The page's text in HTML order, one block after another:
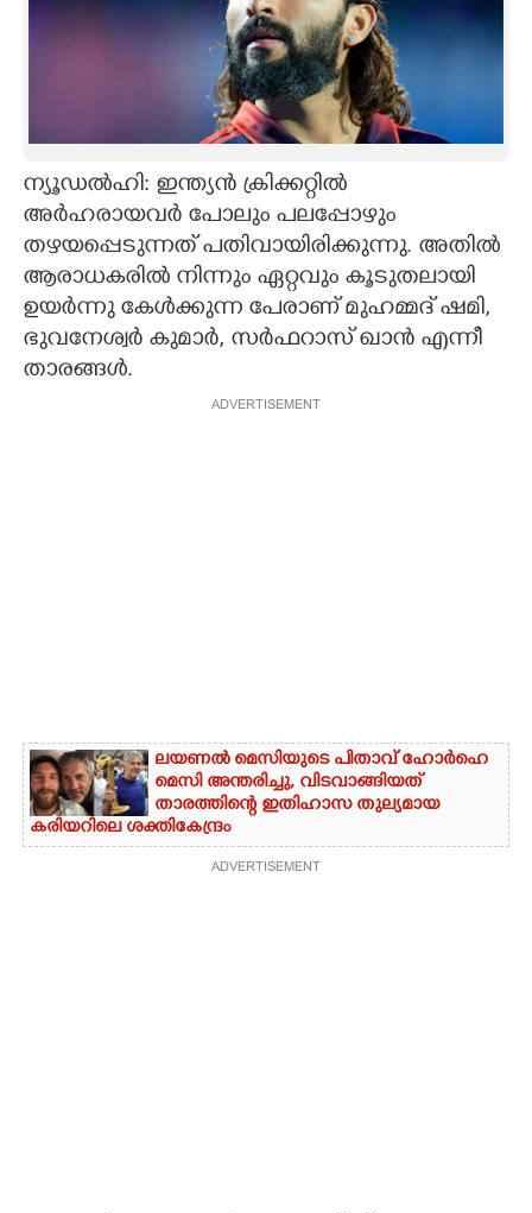
ZOOM
CONTACT US
ന്യൂഡൽഹി: ഇന്ത്യൻ ക്രിക്കറ്റിൽ
അർഹരായവർ പോലും പലപ്പോഴും
തഴയപ്പെടുന്നത് പതിവായിരിക്കുന്നു. അതിൽ
ആരാധകരിൽ നിന്നും ഏറ്റവും കൂടുതലായി
ഉയർന്നു കേൾക്കുന്ന പേരാണ് മുഹമ്മദ് ഷമി,
ഭുവനേശ്വർ കുമാർ, സർഫറാസ് ഖാൻ എന്നീ
താരങ്ങൾ.
ADVERTISEMENT
ലയണൽ മെസിയുടെ പിതാവ് ഹോർഹെ
മെസി അന്തരിച്ചു,​ വിടവാങ്ങിയത്
താരത്തിന്റെ ഇതിഹാസ തുല്യമായ
കരിയറിലെ ശക്തികേന്ദ്രം
ADVERTISEMENT